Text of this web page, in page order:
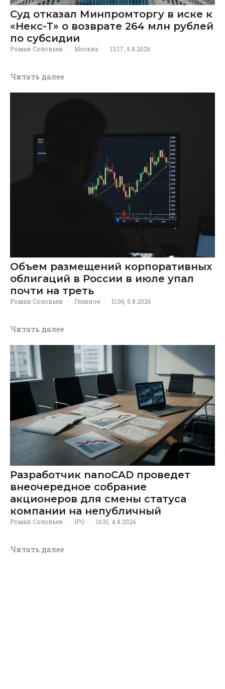
Суд отказал Минпромторгу в иске к
«Некс-Т» о возврате 264 млн рублей
по субсидии
Роман Соловьев · Москва · 13:17, 5.8.2026
Читать далее
Объем размещений корпоративных
облигаций в России в июле упал
почти на треть
Роман Соловьев · Главное · 11:06, 5.8.2026
Читать далее
Разработчик nanoCAD проведет
внеочередное собрание
акционеров для смены статуса
компании на непубличный
Роман Соловьев · IPO · 16:31, 4.8.2026
Читать далее